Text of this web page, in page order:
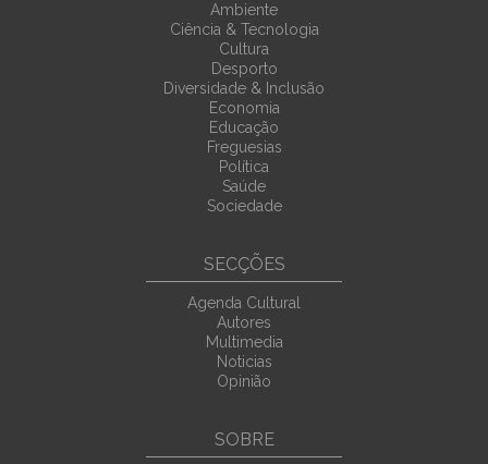
Ambiente
Ciência & Tecnologia
Cultura
Desporto
Diversidade & Inclusão
Economia
Educação
Freguesias
Política
Saúde
Sociedade
SECÇÕES
Agenda Cultural
Autores
Multimedia
Noticias
Opinião
SOBRE